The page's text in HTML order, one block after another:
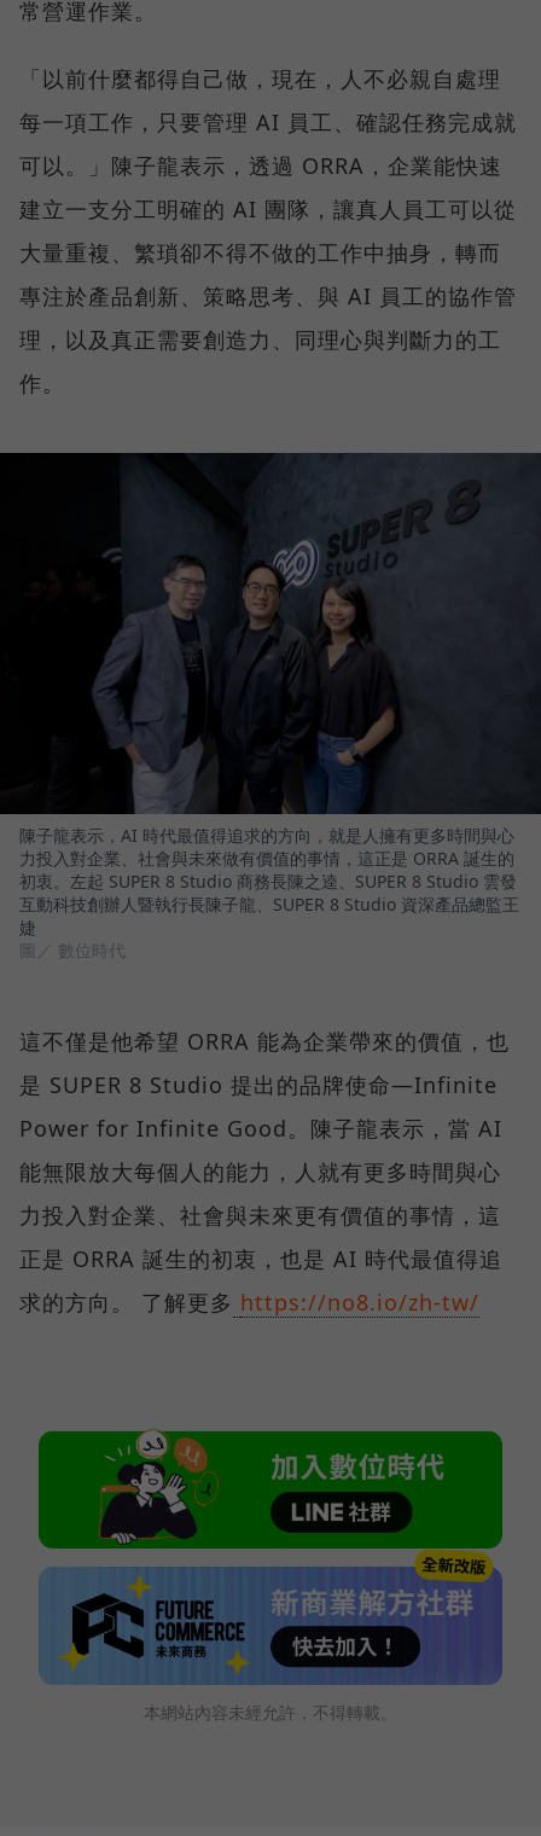
常營運作業。
「以前什麼都得自己做，現在，人不必親自處理
每一項工作，只要管理 AI 員工、確認任務完成就
可以。」陳子龍表示，透過 ORRA，企業能快速
建立一支分工明確的 AI 團隊，讓真人員工可以從
大量重複、繁瑣卻不得不做的工作中抽身，轉而
專注於產品創新、策略思考、與 AI 員工的協作管
理，以及真正需要創造力、同理心與判斷力的工
作。
陳子龍表示，AI 時代最值得追求的方向，就是人擁有更多時間與心
力投入對企業、社會與未來做有價值的事情，這正是 ORRA 誕生的
初衷。左起 SUPER 8 Studio 商務長陳之逵、SUPER 8 Studio 雲發
互動科技創辦人暨執行長陳子龍、SUPER 8 Studio 資深產品總監王
婕
圖／ 數位時代
這不僅是他希望 ORRA 能為企業帶來的價值，也
是 SUPER 8 Studio 提出的品牌使命—Infinite
Power for Infinite Good。陳子龍表示，當 AI
能無限放大每個人的能力，人就有更多時間與心
力投入對企業、社會與未來更有價值的事情，這
正是 ORRA 誕生的初衷，也是 AI 時代最值得追
求的方向。 了解更多 https://no8.io/zh-tw/
本網站內容未經允許，不得轉載。